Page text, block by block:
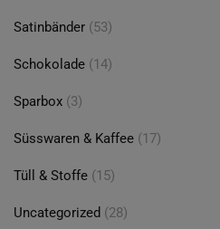
Satinbänder (53)
Schokolade (14)
Sparbox (3)
Süsswaren & Kaffee (17)
Tüll & Stoffe (15)
Uncategorized (28)